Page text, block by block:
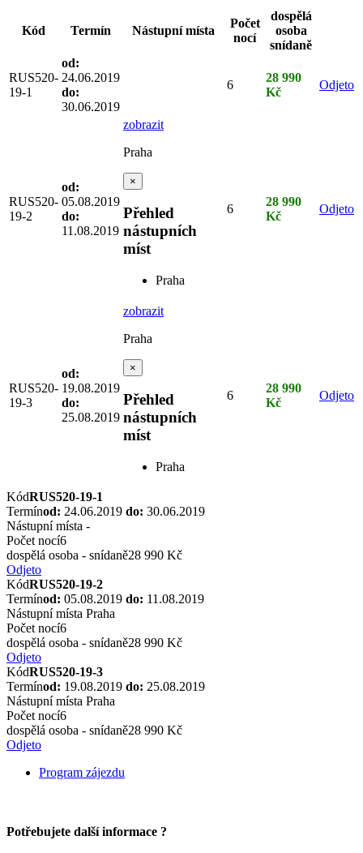
Kód Termín Nástupní místa
Počet
nocí
dospělá
osoba
snídaně
RUS520-
19-1
od:
24.06.2019
do:
30.06.2019
6
28 990
Kč
Odjeto
RUS520-
19-2
od:
05.08.2019
do:
11.08.2019
zobrazit
Praha
×
Přehled
nástupních
míst
Praha
6
28 990
Kč
Odjeto
RUS520-
19-3
od:
19.08.2019
do:
25.08.2019
zobrazit
Praha
×
Přehled
nástupních
míst
Praha
6
28 990
Kč
Odjeto
KódRUS520-19-1
Termínod: 24.06.2019 do: 30.06.2019
Nástupní místa -
Počet nocí6
dospělá osoba - snídaně28 990 Kč
Odjeto
KódRUS520-19-2
Termínod: 05.08.2019 do: 11.08.2019
Nástupní místa Praha
Počet nocí6
dospělá osoba - snídaně28 990 Kč
Odjeto
KódRUS520-19-3
Termínod: 19.08.2019 do: 25.08.2019
Nástupní místa Praha
Počet nocí6
dospělá osoba - snídaně28 990 Kč
Odjeto
Program zájezdu
Potřebujete další informace ?